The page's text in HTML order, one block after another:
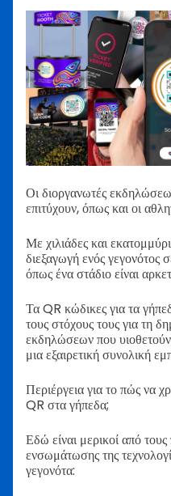
Οι διοργανωτές
επιτύχουν, όπως και οι
Με χιλιάδες και
διεξαγωγή ενός
όπως ένα στάδιο είναι
Τα QR κώδικες για τα
τους στόχους τους για τη
εκδηλώσεων που
μια εξαιρετική συνολική
Περιέργεια για το πώς να
QR στα γήπεδα;
Εδώ είναι μερικοί από
ενσωμάτωσης της
γεγονότα: